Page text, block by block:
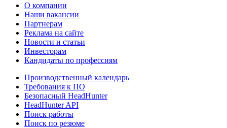
О компании
Наши вакансии
Партнерам
Реклама на сайте
Новости и статьи
Инвесторам
Кандидаты по профессиям
Производственный календарь
Требования к ПО
Безопасный HeadHunter
HeadHunter API
Поиск работы
Поиск по резюме